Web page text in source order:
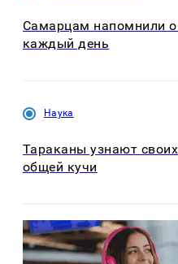
Самарцам напомнили
каждый день
Наука
Тараканы узнают
общей кучи